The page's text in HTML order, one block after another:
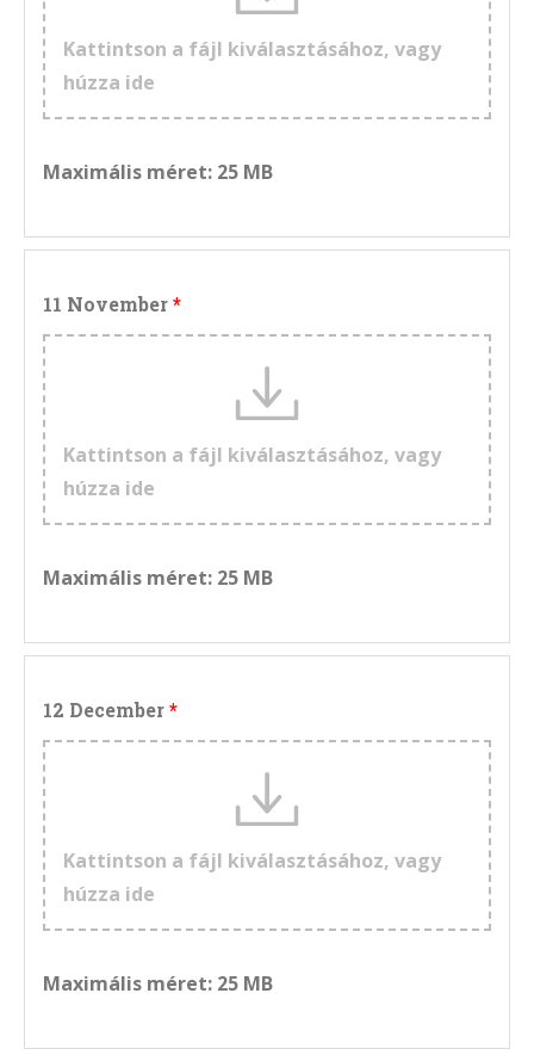
Kattintson a fájl kiválasztásához, vagy
húzza ide
Maximális méret: 25 MB
11 November
Kattintson a fájl kiválasztásához, vagy
húzza ide
Maximális méret: 25 MB
12 December
Kattintson a fájl kiválasztásához, vagy
húzza ide
Maximális méret: 25 MB